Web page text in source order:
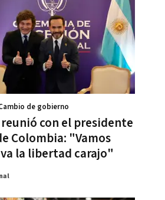
con el presidente
Colombia: "Vamos
la libertad carajo"
de gobierno